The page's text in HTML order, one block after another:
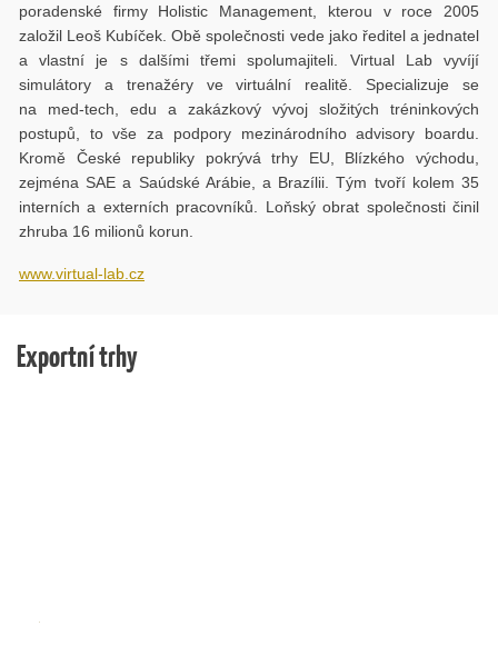
poradenské firmy Holistic Management, kterou v roce 2005
založil Leoš Kubíček. Obě společnosti vede jako ředitel a jednatel
a vlastní je s dalšími třemi spolumajiteli. Virtual Lab vyvíjí
simulátory a trenažéry ve virtuální realitě. Specializuje se
na med-tech, edu a zakázkový vývoj složitých tréninkových
postupů, to vše za podpory mezinárodního advisory boardu.
Kromě České republiky pokrývá trhy EU, Blízkého východu,
zejména SAE a Saúdské Arábie, a Brazílii. Tým tvoří kolem 35
interních a externích pracovníků. Loňský obrat společnosti činil
zhruba 16 milionů korun.
www.virtual-lab.cz
Exportní trhy